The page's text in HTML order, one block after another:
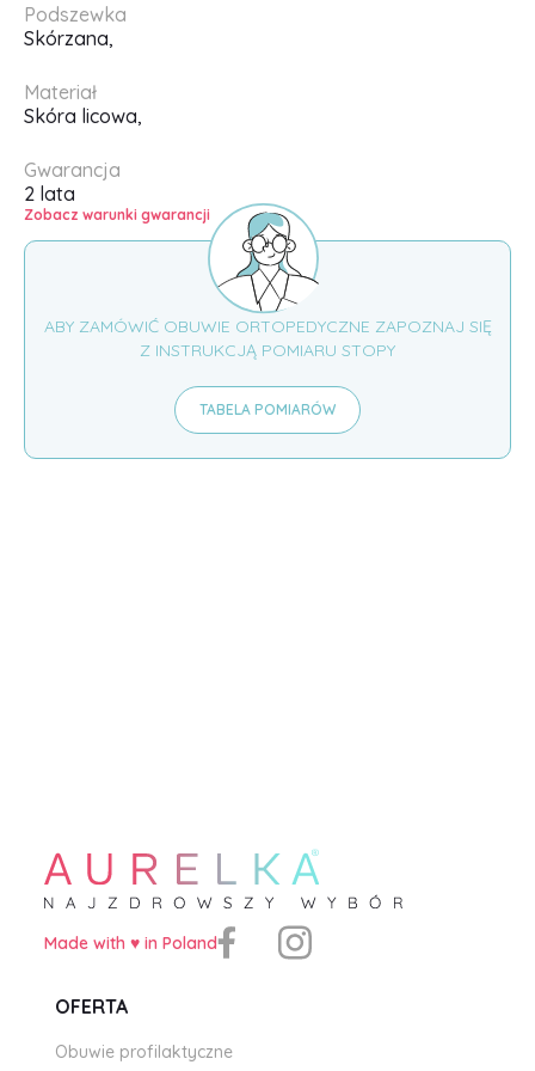
Podszewka
Skórzana,
Materiał
Skóra licowa,
Gwarancja
2 lata
Zobacz warunki gwarancji
ABY ZAMÓWIĆ OBUWIE ORTOPEDYCZNE ZAPOZNAJ SIĘ
Z INSTRUKCJĄ POMIARU STOPY
TABELA POMIARÓW
Made with ♥️ in Poland
OFERTA
Obuwie profilaktyczne